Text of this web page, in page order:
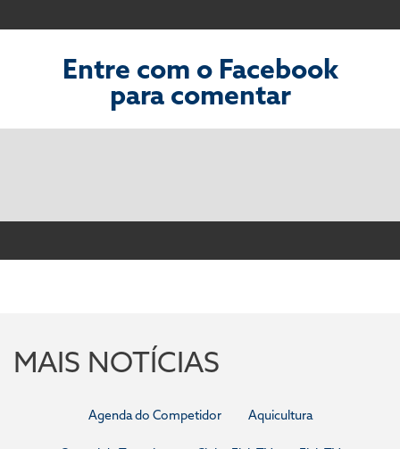
Entre com o Facebook
para comentar
MAIS NOTÍCIAS
Agenda do Competidor Aquicultura